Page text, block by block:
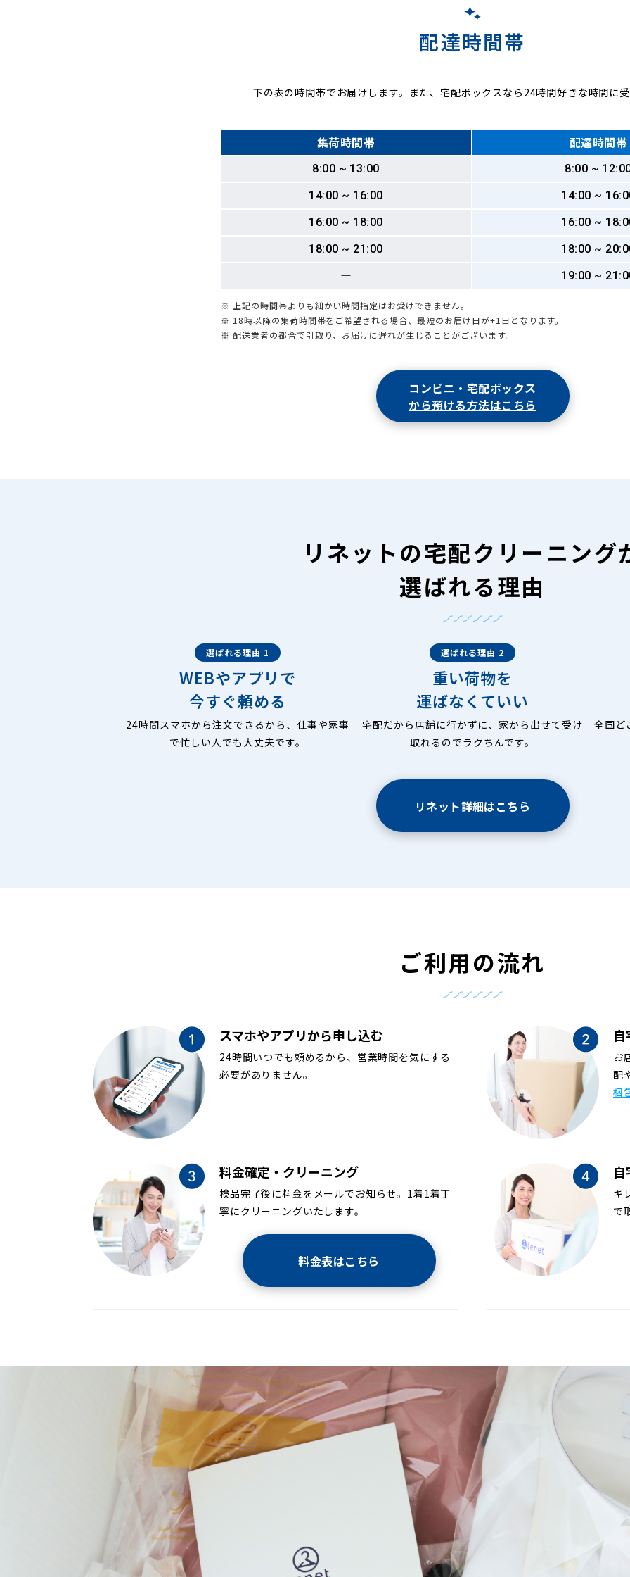
配達時間帯
下の表の時間帯でお届けします。また、宅配ボックスなら24時間好きな時間に
集荷時間帯 配達時間帯
8:00 ~ 13:00
8:00 ~
14:00 ~ 16:00
14:00 ~
16:00 ~ 18:00
16:00 ~
18:00 ~ 21:00
18:00 ~
ー
19:00 ~
※ 上記の時間帯よりも細かい時間指定はお受けできません。
※ 18時以降の集荷時間帯をご希望される場合、最短のお届け日が+1日となります。
※ 配送業者の都合で引取り、お届けに遅れが生じることがございます。
コンビニ・宅配ボックス
から預ける方法はこちら
リネットの宅配クリーニング
選ばれる理由
選ばれる理由 1
WEBやアプリで
今すぐ頼める
24時間スマホから注文できるから、仕事や家事
で忙しい人でも大丈夫です。
選ばれる理由 2
重い荷物を
運ばなくていい
宅配だから店舗に行かずに、家から出せて受け
取れるのでラクちんです。
全国ど
リネット詳細はこちら
ご利用の流れ
スマホやアプリから申し込む
24時間いつでも頼めるから、営業時間を気にする
必要がありません。
お
配
梱
料金確定・クリーニング
検品完了後に料金をメールでお知らせ。1着1着丁
寧にクリーニングいたします。
料金表はこちら
キ
で